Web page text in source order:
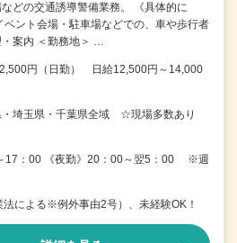
どの交通誘導警備業務。 《具体的に
ント会場・駐車場などでの、車や歩行者
案内 ＜勤務地＞ …
円（日勤） 日給12,500円～14,000
・埼玉県・千葉県全域 ☆現場多数あり
17：00 《夜勤》20：00～翌5：00 ※週
法による※例外事由2号）、未経験OK！